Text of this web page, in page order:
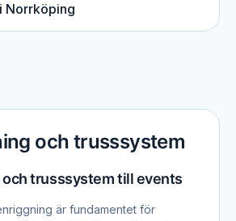
Norrköping
och trusssystem
trusssystem till events
är fundamentet för